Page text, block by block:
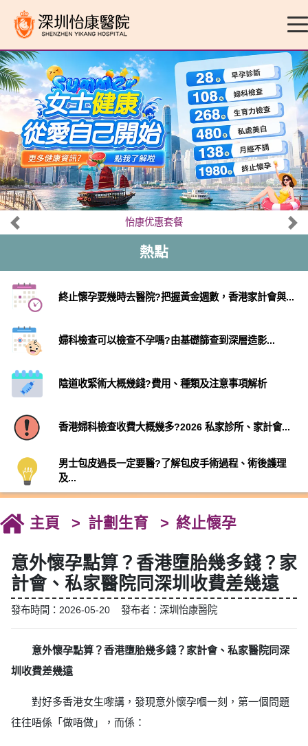
怡康优惠套餐
熱點
終止懷孕要幾時去醫院?把握黃金週數，香港家計會與...
婦科檢查可以檢查不孕嗎?由基礎篩查到深層造影...
陰道收緊術大概幾錢?費用、種類及注意事項解析
香港婦科檢查收費大概幾多?2026 私家診所、家計會...
男士包皮過長一定要醫?了解包皮手術過程、術後護理
及...
主頁 計劃生育 終止懷孕
意外懷孕點算？香港墮胎幾多錢？家
計會、私家醫院同深圳收費差幾遠
發布時間：2026-05-20 發布者：深圳怡康醫院
意外懷孕點算？香港墮胎幾多錢？家計會、私家醫院同深
圳收費差幾遠
對好多香港女生嚟講，發現意外懷孕嗰一刻，第一個問題
往往唔係「做唔做」，而係：